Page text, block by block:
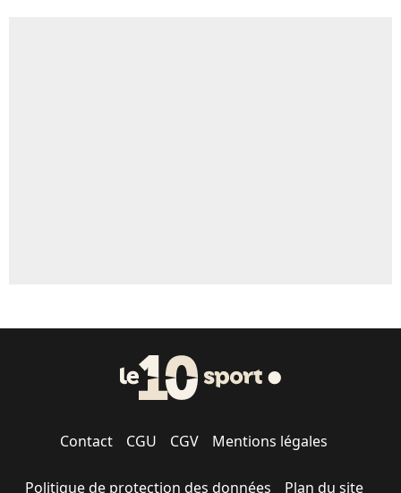
Contact CGU CGV Mentions légales
Politique de protection des données Plan du site